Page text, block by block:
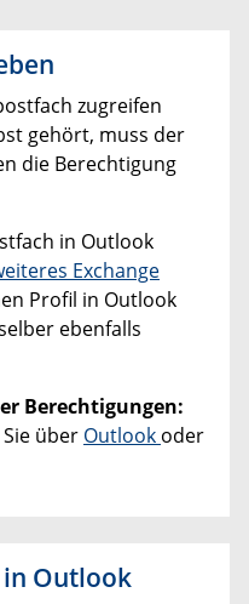
zugreifen
gehört, muss der
die Berechtigung
in Outlook
Exchange
Profil in Outlook
ebenfalls
Berechtigungen:
über Outlook oder
Outlook